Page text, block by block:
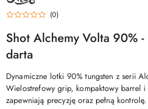
SHOT
(0)
Shot Alchemy Volta 90%
darta
Dynamiczne lotki 90% tungsten z serii
Wielostrefowy grip, kompaktowy barrel i
zapewniają precyzję oraz pełną kontrolę.